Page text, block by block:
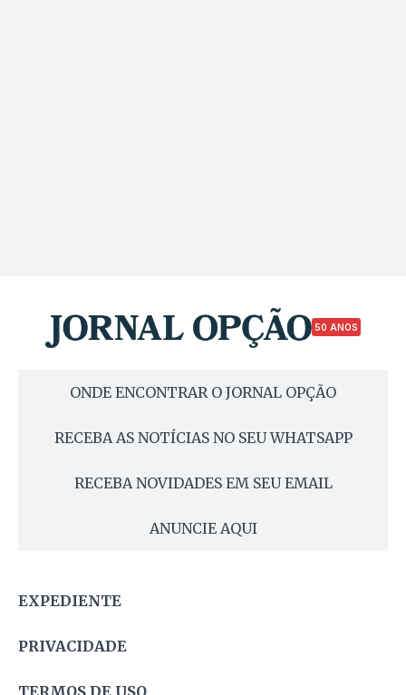
50 ANOS
ONDE ENCONTRAR O JORNAL OPÇÃO
RECEBA AS NOTÍCIAS NO SEU WHATSAPP
RECEBA NOVIDADES EM SEU EMAIL
ANUNCIE AQUI
EXPEDIENTE
PRIVACIDADE
TERMOS DE USO